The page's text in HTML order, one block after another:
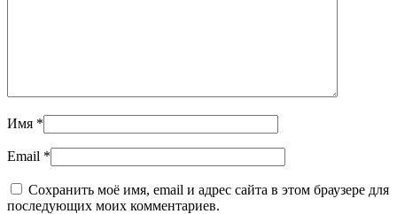
Имя *
Email *
Сохранить моё имя, email и адрес сайта в этом браузере для
последующих моих комментариев.